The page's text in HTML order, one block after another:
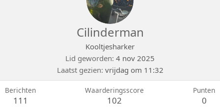
Cilinderman
Kooltjesharker
Lid geworden 4 nov 2025
Laatst gezien vrijdag om 11:32
Berichten
111
Waarderingsscore
102
Punten
0